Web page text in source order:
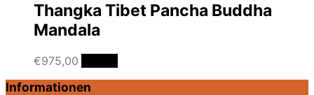
Thangka Tibet Pancha Buddha
Mandala
€975,00
Informationen